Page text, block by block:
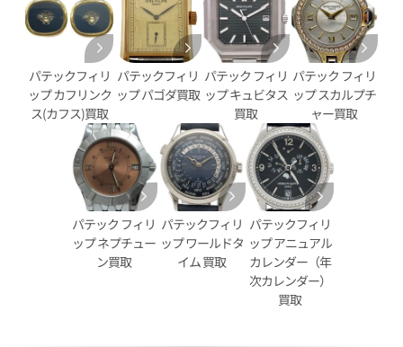
リップ コンプリケーション
レンダー レギュレーター
パテック フィリップ コンプ
ワールドタイム 5230P-001 ブ
参考買取価格
価格はお問い合わせください
パテックフィリ
ップ カフリンク
ス(カフス)買取
パテックフィリ
ップ パゴダ買取
パテック フィリ
ップ キュビタス
買取
パテック フィリ
ップ スカルプチ
ャー買取
パテック フィリ
ップ ネプチュー
ン買取
パテックフィリ
ップ ワールドタ
イム 買取
パテックフィリ
ップ アニュアル
カレンダー（年
次カレンダー）
買取